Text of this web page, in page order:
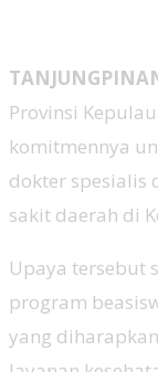
Provinsi
komitmennya
dokter spesialis
sakit daerah di
Upaya tersebut
program
yang